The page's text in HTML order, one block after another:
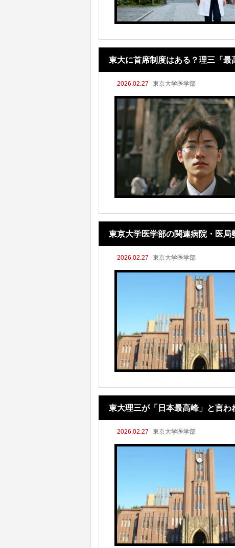
東大に首席制度はある？理三「
2026.02.27 東京大学医学部
東京大学医学部の関連病院・医局
2026.02.27 東京大学医学部
東大理三が「日本最高峰」と言
解説
2026.02.27 東京大学医学部